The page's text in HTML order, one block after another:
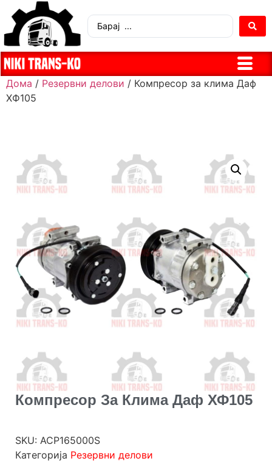
Дома / Резервни делови / Компресор за клима Даф
ХФ105
Компресор За Клима Даф ХФ105
SKU: ACP165000S
Категорија Резервни делови